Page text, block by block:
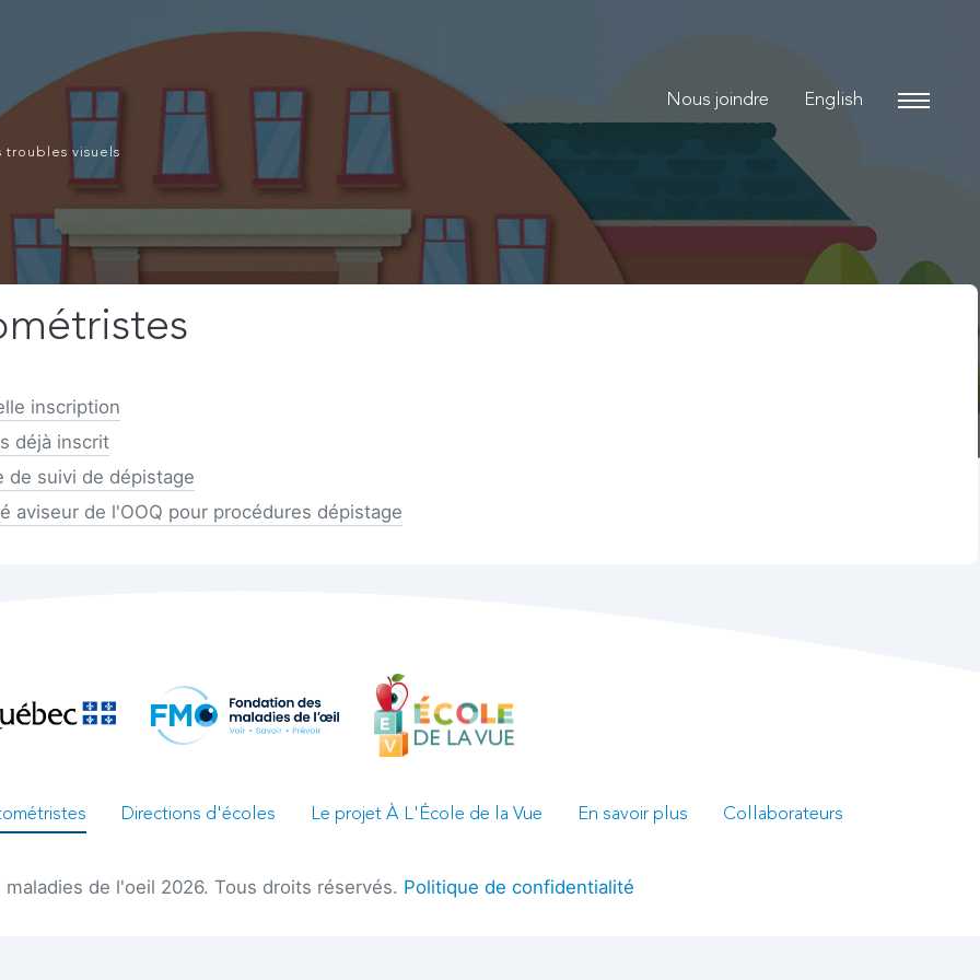
troubles visuels
Nous joindre English
inscription
déjà inscrit
de suivi de dépistage
aviseur de l'OOQ pour procédures dépistage
Directions d'écoles Le projet À L'École de la Vue En savoir plus Collaborateurs
de l'oeil 2026. Tous droits réservés. Politique de confidentialité